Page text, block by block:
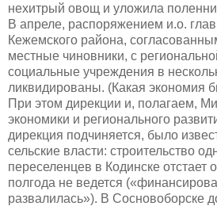
нехитрый овощ и уложила
В апреле, распоряжением и.о.
Кежемского района,
местные чиновники, с
социальные учреждения в
ликвидированы. (Какая экономия
При этом дирекции и, полагаем,
экономики и регионального
дирекция подчиняется, было
сельские власти: строительство
переселенцев в Кодинске отстает
полгода не ведется
развалилась»). В Сосновоборске